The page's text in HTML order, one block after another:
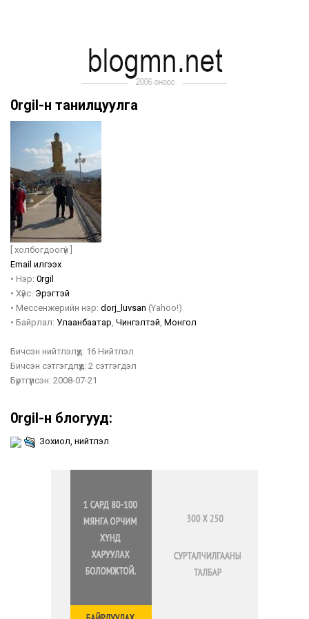
0rgil-н танилцуулга
[ холбогдоогүй ]
Email илгээх
• Нэр: 0rgil
• Хүйс: Эрэгтэй
• Мессенжерийн нэр: dorj_luvsan (Yahoo!)
• Байрлал: Улаанбаатар, Чингэлтэй, Монгол
Бичсэн нийтлэлүүд: 16 Нийтлэл
Бичсэн сэтгэгдлүүд: 2 сэтгэгдэл
Бүртгүүлсэн: 2008-07-21
0rgil-н блогууд:
Зохиол, нийтлэл